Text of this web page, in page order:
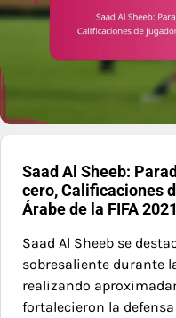
Saad Al Sheeb:
cero, Calificaciones
Árabe de la FIFA 2021
Saad Al Sheeb se
sobresaliente durante
realizando
fortalecieron la